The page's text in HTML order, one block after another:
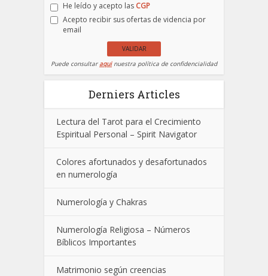
He leído y acepto las CGP
Acepto recibir sus ofertas de videncia por
email
VALIDAR
Puede consultaraquinuestra política de confidencialidad
Derniers Articles
Lectura del Tarot para el Crecimiento
Espiritual Personal – Spirit Navigator
Colores afortunados y desafortunados
en numerología
Numerología y Chakras
Numerología Religiosa – Números
Bíblicos Importantes
Matrimonio según creencias